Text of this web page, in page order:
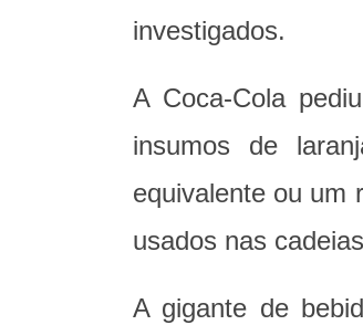
investigados.
A Coca-Cola
insumos de
equivalente ou um
usados nas
A gigante de